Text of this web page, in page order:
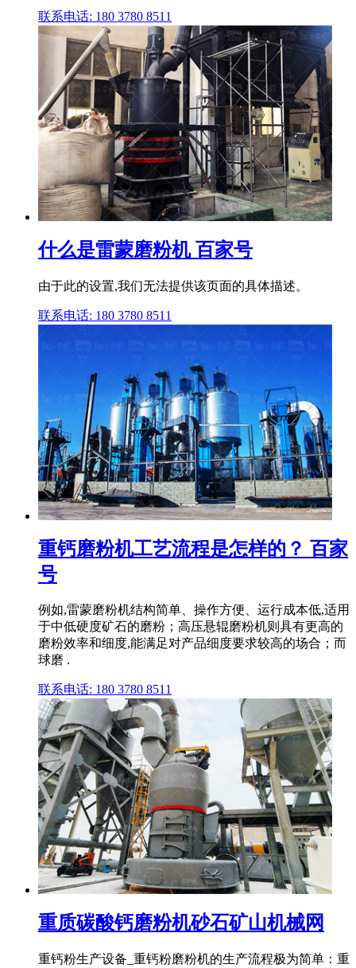
联系电话: 180 3780 8511
什么是雷蒙磨粉机 百家号
由于此的设置,我们无法提供该页面的具体描述。
联系电话: 180 3780 8511
重钙磨粉机工艺流程是怎样的？ 百家
号
例如,雷蒙磨粉机结构简单、操作方便、运行成本低,适用
于中低硬度矿石的磨粉；高压悬辊磨粉机则具有更高的
磨粉效率和细度,能满足对产品细度要求较高的场合；而
球磨 .
联系电话: 180 3780 8511
重质碳酸钙磨粉机砂石矿山机械网
重钙粉生产设备_重钙粉磨粉机的生产流程极为简单：重